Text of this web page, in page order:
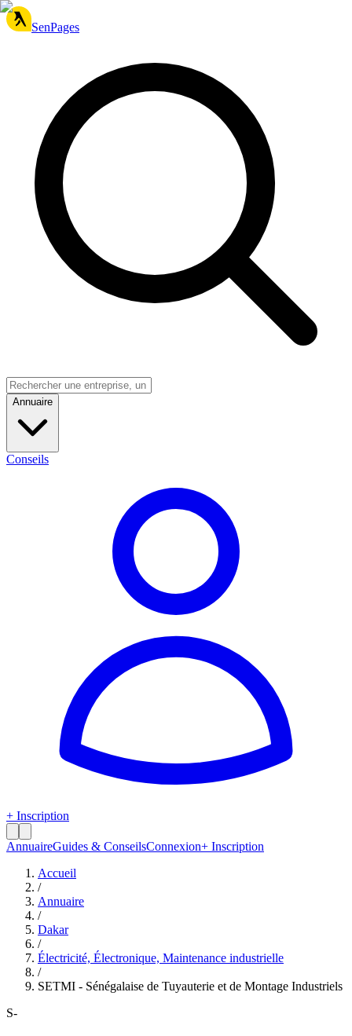
SenPages
Annuaire
Conseils
+ Inscription
AnnuaireGuides & ConseilsConnexion+ Inscription
Accueil
/
Annuaire
/
Dakar
/
Électricité, Électronique, Maintenance industrielle
/
SETMI - Sénégalaise de Tuyauterie et de Montage Industriels
S-